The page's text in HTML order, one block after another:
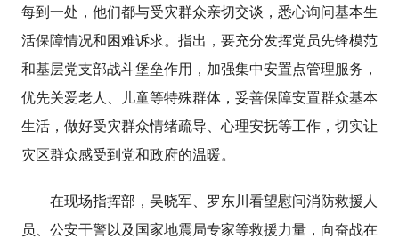
每到一处，他们都与受灾群众亲切交谈，悉心询问基本生
活保障情况和困难诉求。指出，要充分发挥党员先锋模范
和基层党支部战斗堡垒作用，加强集中安置点管理服务，
优先关爱老人、儿童等特殊群体，妥善保障安置群众基本
生活，做好受灾群众情绪疏导、心理安抚等工作，切实让
灾区群众感受到党和政府的温暖。
在现场指挥部，吴晓军、罗东川看望慰问消防救援人
员、公安干警以及国家地震局专家等救援力量，向奋战在